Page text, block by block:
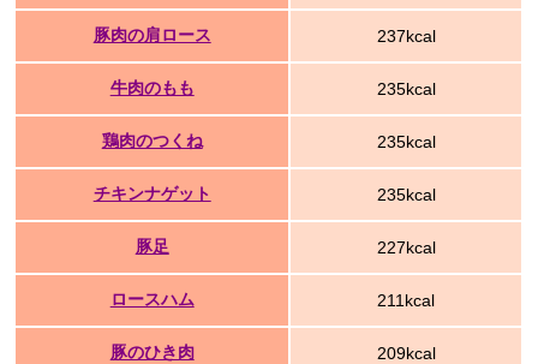
豚肉の肩ロース 237kcal
牛肉のもも 235kcal
鶏肉のつくね 235kcal
チキンナゲット 235kcal
豚足 227kcal
ロースハム 211kcal
豚のひき肉 209kcal